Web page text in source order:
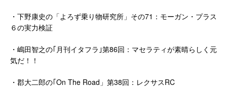
・下野康史の「よろず乗り物研究所」その71：モーガン・プラス
６の実力検証
・嶋田智之の｢月刊イタフラ｣第86回：マセラティが素晴らしく元
気だ！！
・郡大二郎の｢On The Road」第38回：レクサスRC